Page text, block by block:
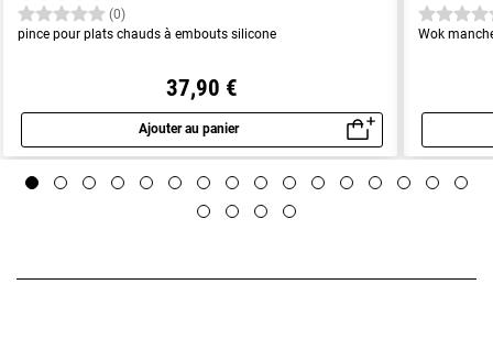
(0)
pince pour plats chauds à embouts silicone
37,90 €
Ajouter au panier
Aperçu rapide
Wok